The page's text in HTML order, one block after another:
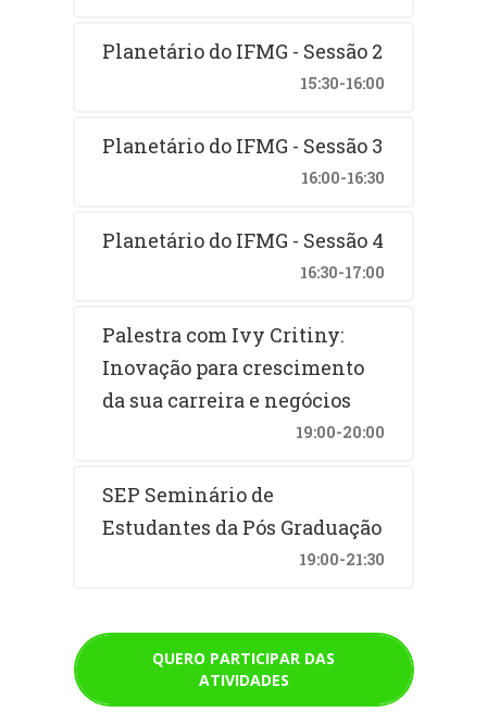
Planetário do IFMG - Sessão 2
15:30-16:00
Planetário do IFMG - Sessão 3
16:00-16:30
Planetário do IFMG - Sessão 4
16:30-17:00
Palestra com Ivy Critiny:
Inovação para crescimento
da sua carreira e negócios
19:00-20:00
SEP Seminário de
Estudantes da Pós Graduação
19:00-21:30
QUERO PARTICIPAR DAS
ATIVIDADES